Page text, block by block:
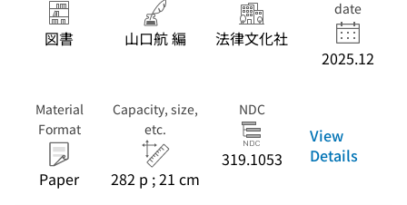
図書 山口航 編 法律文化社
date
2025.12
Material
Format
Paper
Capacity, size,
etc.
282 p ; 21 cm
NDC
319.1053
View
Details